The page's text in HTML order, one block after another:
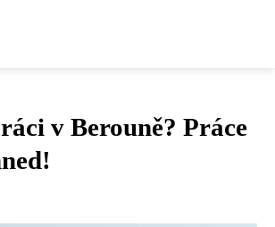
v Berouně? Práce